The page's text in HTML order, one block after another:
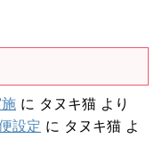
に タヌキ猫 より
設定 に タヌキ猫 よ